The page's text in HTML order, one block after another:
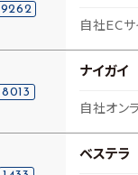
9262
自社EC
8013
ナイガイ
自社オン
ベステラ